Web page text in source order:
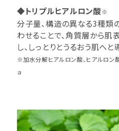
◆トリプルヒアルロン酸※
分子量、構造の異なる3種類
わせることで、角質層から肌
し、しっとりとうるおう肌へと
※加水分解ヒアルロン酸、ヒアルロン
ａ